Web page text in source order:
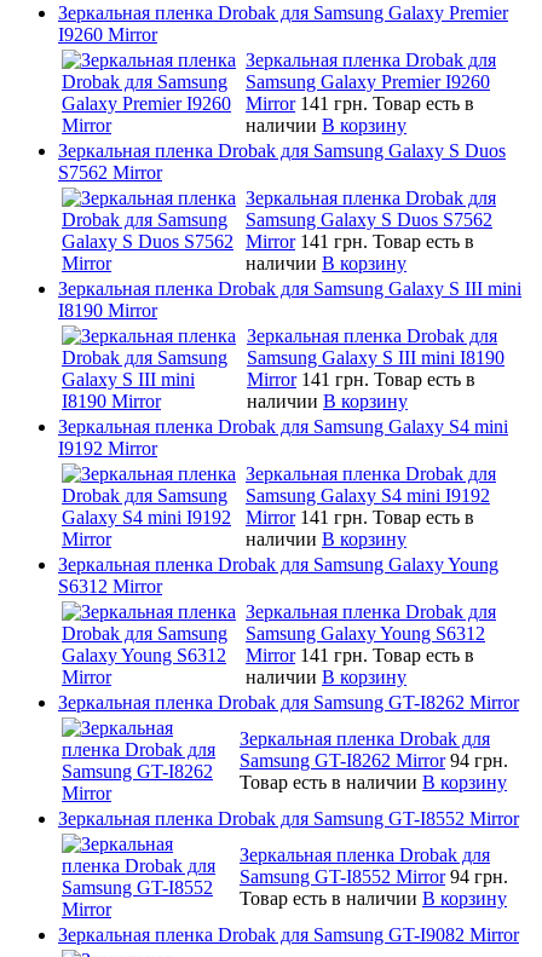
Зеркальная пленка Drobak для Samsung Galaxy Premier
I9260 Mirror
Зеркальная пленка Drobak для
Samsung Galaxy Premier I9260
Mirror 141 грн. Товар есть в
наличии В корзину
Зеркальная пленка Drobak для Samsung Galaxy S Duos
S7562 Mirror
Зеркальная пленка Drobak для
Samsung Galaxy S Duos S7562
Mirror 141 грн. Товар есть в
наличии В корзину
Зеркальная пленка Drobak для Samsung Galaxy S III mini
I8190 Mirror
Зеркальная пленка Drobak для
Samsung Galaxy S III mini I8190
Mirror 141 грн. Товар есть в
наличии В корзину
Зеркальная пленка Drobak для Samsung Galaxy S4 mini
I9192 Mirror
Зеркальная пленка Drobak для
Samsung Galaxy S4 mini I9192
Mirror 141 грн. Товар есть в
наличии В корзину
Зеркальная пленка Drobak для Samsung Galaxy Young
S6312 Mirror
Зеркальная пленка Drobak для
Samsung Galaxy Young S6312
Mirror 141 грн. Товар есть в
наличии В корзину
Зеркальная пленка Drobak для Samsung GT-I8262 Mirror
Зеркальная пленка Drobak для
Samsung GT-I8262 Mirror 94 грн.
Товар есть в наличии В корзину
Зеркальная пленка Drobak для Samsung GT-I8552 Mirror
Зеркальная пленка Drobak для
Samsung GT-I8552 Mirror 94 грн.
Товар есть в наличии В корзину
Зеркальная пленка Drobak для Samsung GT-I9082 Mirror